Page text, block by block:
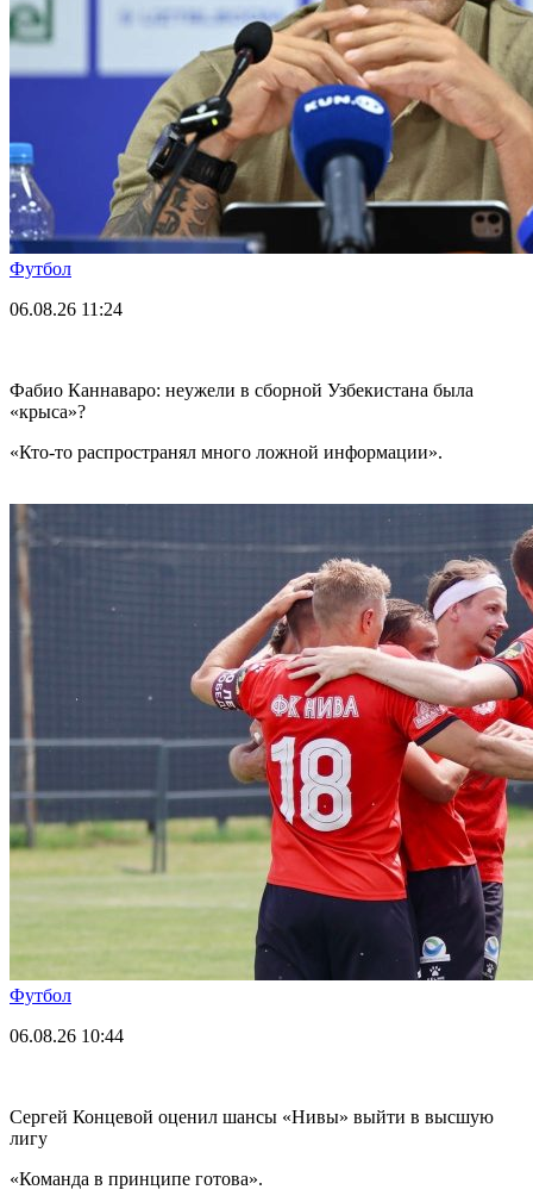
Футбол
06.08.26 11:24
Фабио Каннаваро: неужели в сборной Узбекистана была
«крыса»?
«Кто-то распространял много ложной информации».
Футбол
06.08.26 10:44
Сергей Концевой оценил шансы «Нивы» выйти в высшую
лигу
«Команда в принципе готова».